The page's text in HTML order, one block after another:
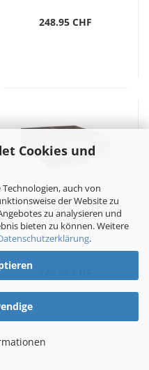
Cookies und
auch von
der Website zu
zu analysieren und
bieten zu können. Weitere
.
248.95 CHF
Couchtisch
Dunkelbraun
Quadratisch
Massivholz Mango